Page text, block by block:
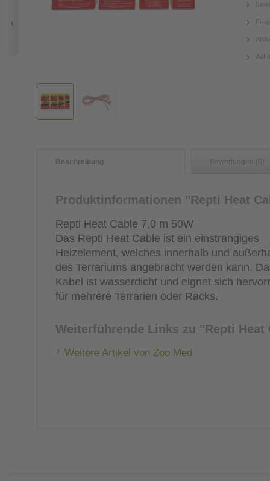
Auf
Beschreibung Bewertungen (0)
Produktinformationen "Repti Heat
Repti Heat Cable 7,0 m 50W
Das Repti Heat Cable ist ein einstrangiges
Heizelement, welches innerhalb und
des Terrariums angebracht werden kann.
Kabel ist wasserdicht und eignet sich
für mehrere Terrarien oder Racks.
Weiterführende Links zu "Repti Heat
Weitere Artikel von Zoo Med